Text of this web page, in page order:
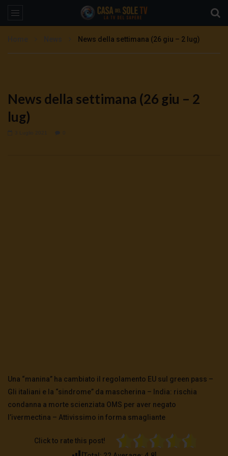
News della settimana (26 giu – 2 lug)
News della settimana (26 giu – 2
lug)
Una “manina” ha cambiato il regolamento EU sul green pass –
Gli italiani e la “sindrome” da mascherina – India: rischia
condanna a morte scienziata OMS per aver negato
l’ivermectina – Attivissimo in forma smagliante
Click to rate this post!